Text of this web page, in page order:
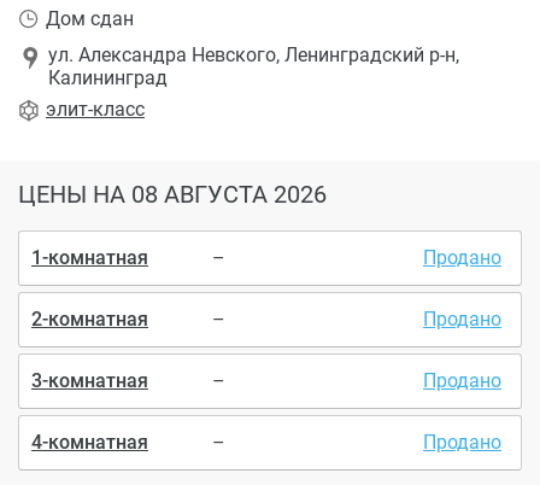
элит-класс
ул. Александра Невского, Ленинградский р-н,
Калининград
Дом сдан
ЦЕНЫ НА 08 АВГУСТА 2026
1-комнатная – Продано
2-комнатная – Продано
3-комнатная – Продано
4-комнатная – Продано